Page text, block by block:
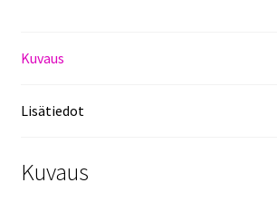
Kuvaus
Lisätiedot
Kuvaus